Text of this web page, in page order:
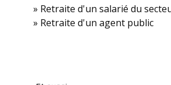
Retraite d'un salarié du
Retraite d'un agent public